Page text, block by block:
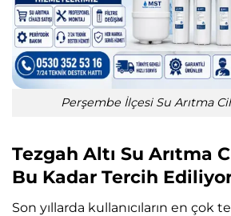
Perşembe İlçesi Su Arıtma
Tezgah Altı Su Arıtma
Bu Kadar Tercih
Son yıllarda kullanıcıların en çok